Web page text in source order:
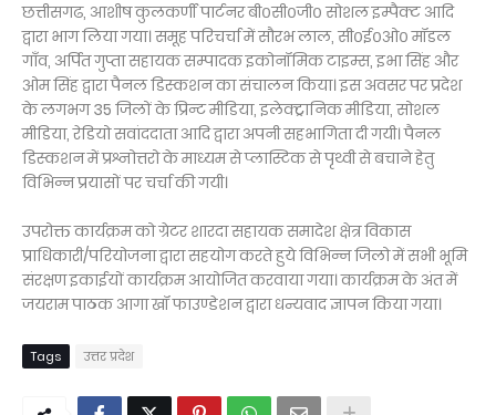
छत्तीसगढ, आशीष कुलकर्णी पार्टनर बी०सी०जी० सोशल इम्पैक्ट आदि
द्वारा भाग लिया गया। समूह परिचर्चा में सौरभ लाल, सी०ई०ओ० मॉडल
गाँव, अर्पित गुप्ता सहायक सम्पादक इकोनॉमिक टाइम्स, इभा सिंह और
ओम सिंह द्वारा पैनल डिस्कशन का संचालन किया। इस अवसर पर प्रदेश
के लगभग 35 जिलों के प्रिन्ट मीडिया, इलेक्ट्रानिक मीडिया, सोशल
मीडिया, रेडियो सवांददाता आदि द्वारा अपनी सहभागिता दी गयी। पैनल
डिस्कशन में प्रश्नोत्तरो के माध्यम से प्लास्टिक से पृथ्वी से बचाने हेतु
विभिन्न प्रयासों पर चर्चा की गयी।
उपरोक्त कार्यक्रम को ग्रेटर शारदा सहायक समादेश क्षेत्र विकास
प्राधिकारी/परियोजना द्वारा सहयोग करते हुये विभिन्न जिलो में सभी भूमि
संरक्षण इकाईयों कार्यक्रम आयोजित करवाया गया। कार्यक्रम के अंत में
जयराम पाठक आगा खॉ फाउण्डेशन द्वारा धन्यवाद ज्ञापन किया गया।
Tags उत्तर प्रदेश